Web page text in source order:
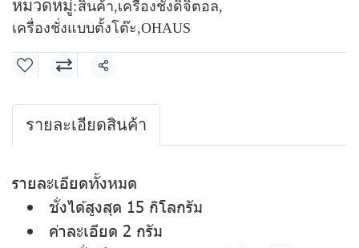
หมวดหมู่:สินค้า,เครื่องชั่งดิจิตอล,
เครื่องชั่งแบบตั้งโต๊ะ,OHAUS
แชร์
รายละเอียดสินค้า
รายละเอียดทั้งหมด
ชั่งได้สูงสุด 15 กิโลกรัม
ค่าละเอียด 2 กรัม